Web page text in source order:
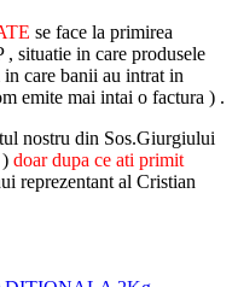
se face la primirea
situatie in care produsele
care banii au intrat in
emite mai intai o factura ) .
nostru din Sos.Giurgiului
doar dupa ce ati primit
reprezentant al Cristian